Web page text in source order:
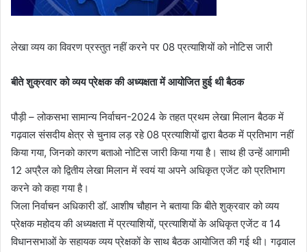
लेखा व्यय का विवरण प्रस्तुत नहीं करने पर 08 प्रत्याशियों को नोटिस जारी
बीते शुक्रवार को व्यय प्रेक्षक की अध्यक्षता में आयोजित हुई थी बैठक
पौड़ी – लोकसभा सामान्य निर्वाचन-2024 के तहत प्रथम लेखा मिलान बैठक में
गढ़वाल संसदीय क्षेत्र से चुनाव लड़ रहे 08 प्रत्याशियों द्वारा बैठक में प्रतिभाग नहीं
किया गया, जिनको कारण बताओ नोटिस जारी किया गया है। साथ ही उन्हें आगामी
12 अप्रैल को द्वितीय लेखा मिलान में स्वयं या अपने अधिकृत एजेंट को प्रतिभाग
करने को कहा गया है।
जिला निर्वाचन अधिकारी डॉ. आशीष चौहान ने बताया कि बीते शुक्रवार को व्यय
प्रेक्षक महोदय की अध्यक्षता में प्रत्याशियों, प्रत्याशियों के अधिकृत एजेंट व 14
विधानसभाओं के सहायक व्यय प्रेक्षकों के साथ बैठक आयोजित की गई थी। गढ़वाल